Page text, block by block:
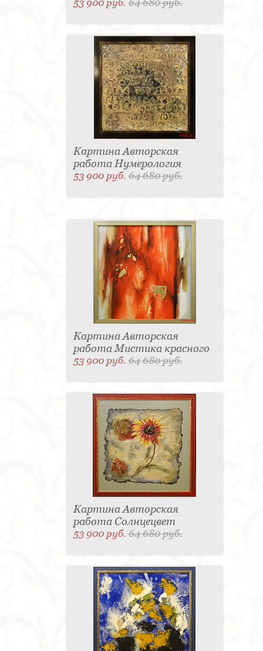
53 900 руб.64 680 руб.
Картина Авторская
работа Нумерология
53 900 руб.64 680 руб.
Картина Авторская
работа Мистика красного
53 900 руб.64 680 руб.
Картина Авторская
работа Солнцецвет
53 900 руб.64 680 руб.